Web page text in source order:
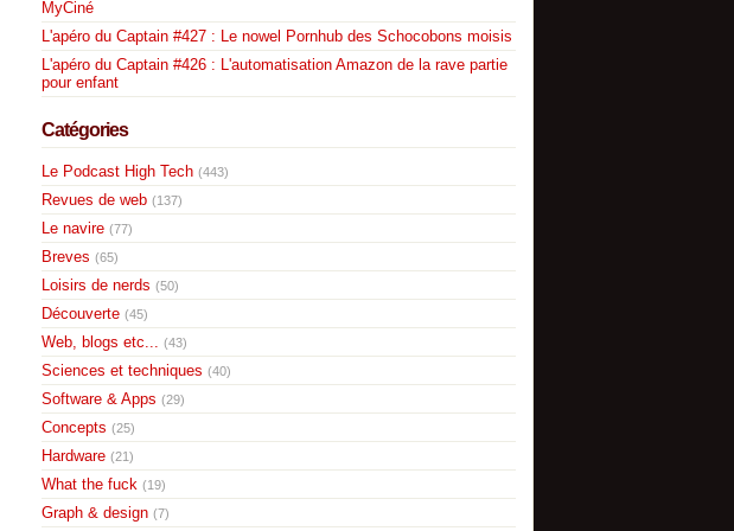
MyCiné
L'apéro du Captain #427 : Le nowel Pornhub des Schocobons moisis
L'apéro du Captain #426 : L'automatisation Amazon de la rave partie
pour enfant
Catégories
Le Podcast High Tech (443)
Revues de web (137)
Le navire (77)
Breves (65)
Loisirs de nerds (50)
Découverte (45)
Web, blogs etc... (43)
Sciences et techniques (40)
Software & Apps (29)
Concepts (25)
Hardware (21)
What the fuck (19)
Graph & design (7)